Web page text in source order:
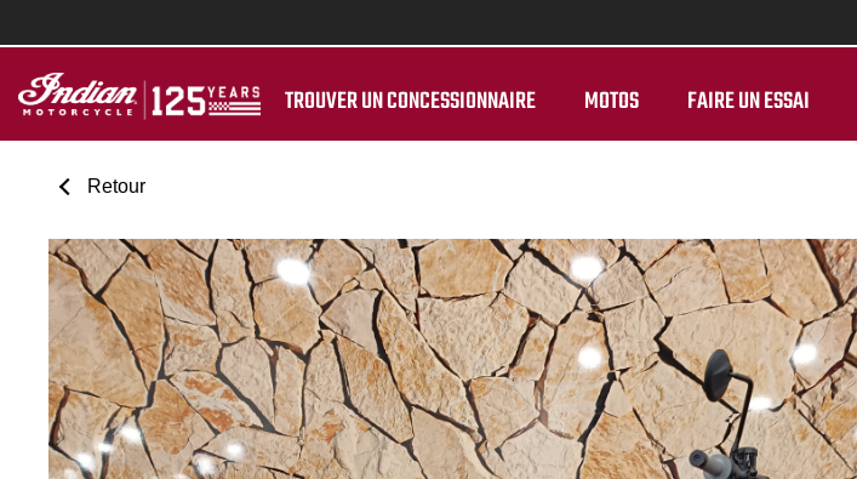
TROUVER UN CONCESSIONNAIRE MOTOS FAIRE UN ESSAI
Retour